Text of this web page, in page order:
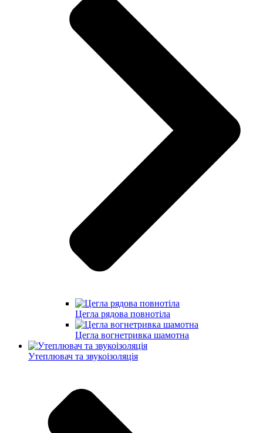
Цегла рядова повнотіла
Цегла вогнетривка шамотна
Утеплювач та звукоізоляція